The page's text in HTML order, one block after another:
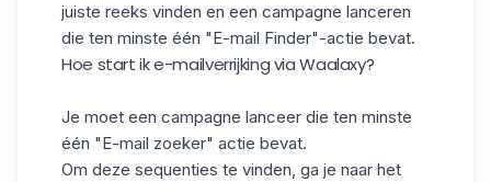
juiste reeks vinden en een campagne lanceren
die ten minste één "E-mail Finder"-actie bevat.
Hoe start ik e-mailverrijking via Waalaxy?
Je moet een campagne lanceer die ten minste
één "E-mail zoeker" actie bevat.
Om deze sequenties te vinden, ga je naar het